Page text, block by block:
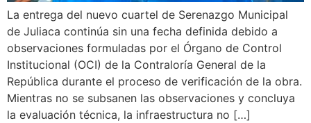
La entrega del nuevo cuartel de Serenazgo Municipal
de Juliaca continúa sin una fecha definida debido a
observaciones formuladas por el Órgano de Control
Institucional (OCI) de la Contraloría General de la
República durante el proceso de verificación de la obra.
Mientras no se subsanen las observaciones y concluya
la evaluación técnica, la infraestructura no […]